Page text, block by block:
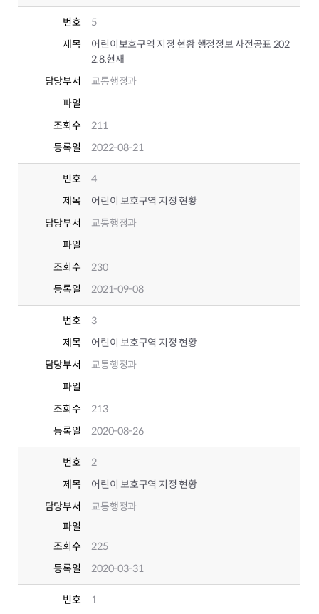
번호
5
제목
어린이보호구역 지정 현황 행정정보 사전공표 202
2.8.현재
담당부서
교통행정과
파일
조회수
211
등록일
2022-08-21
번호
4
제목
어린이 보호구역 지정 현황
담당부서
교통행정과
파일
조회수
230
등록일
2021-09-08
번호
3
제목
어린이 보호구역 지정 현황
담당부서
교통행정과
파일
조회수
213
등록일
2020-08-26
번호
2
제목
어린이 보호구역 지정 현황
담당부서
교통행정과
파일
조회수
225
등록일
2020-03-31
번호
1